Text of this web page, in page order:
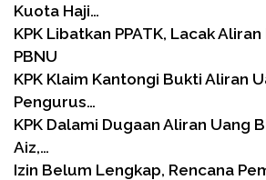
Kuota Haji…
KPK Libatkan PPATK, Lacak
PBNU
KPK Klaim Kantongi Bukti Aliran
Pengurus…
KPK Dalami Dugaan Aliran Uang
Aiz,…
Izin Belum Lengkap, Rencana